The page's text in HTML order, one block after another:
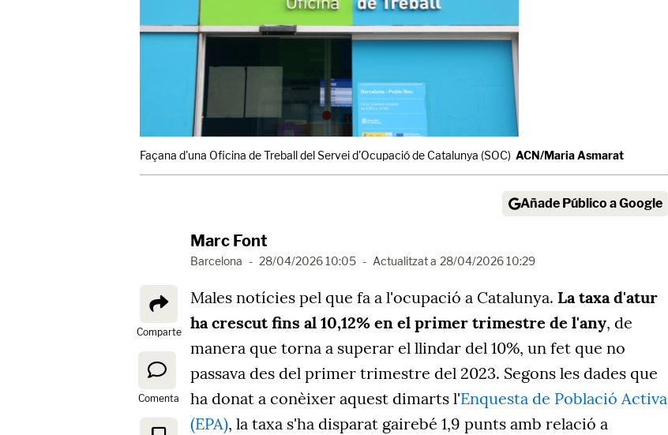
Façana d'una Oficina de Treball del Servei d'Ocupació de Catalunya (SOC) ACN/Maria Asmarat
Añade Público a Google
Marc Font
Barcelona - 28/04/2026 10:05 - Actualitzat a 28/04/2026 10:29
Comparte
Comenta
Males notícies pel que fa a l'ocupació a Catalunya. La taxa d'atur
ha crescut fins al 10,12% en el primer trimestre de l'any, de
manera que torna a superar el llindar del 10%, un fet que no
passava des del primer trimestre del 2023. Segons les dades que
ha donat a conèixer aquest dimarts l'Enquesta de Població Activa
(EPA), la taxa s'ha disparat gairebé 1,9 punts amb relació a